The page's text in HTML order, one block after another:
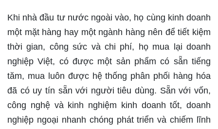
Khi nhà đầu tư nước ngoài vào, họ cùng kinh doanh
một mặt hàng hay một ngành hàng nên để tiết kiệm
thời gian, công sức và chi phí, họ mua lại doanh
nghiệp Việt, có được một sản phẩm có sẵn tiếng
tăm, mua luôn được hệ thống phân phối hàng hóa
đã có uy tín sẵn với người tiêu dùng. Sẵn với vốn,
công nghệ và kinh nghiệm kinh doanh tốt, doanh
nghiệp ngoại nhanh chóng phát triển và chiếm lĩnh